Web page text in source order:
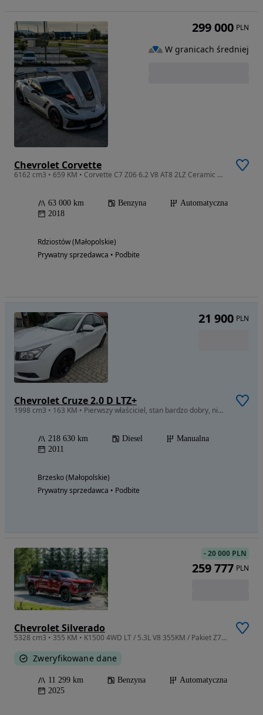
Chevrolet Corvette
6162 cm3 • 659 KM • Corvette C7 Z06 6.2 V8 AT8 2LZ Ceramic Matrix Gray
63 000 km Benzyna
Automatyczna
2018
Rdziostów (Małopolskie)
Prywatny sprzedawca • Podbite
299 000 PLN
W granicach średniej
Chevrolet Cruze 2.0 D LTZ+
1998 cm3 • 163 KM • Pierwszy właściciel, stan bardzo dobry, nie wymaga wkładu finansowego
218 630 km Diesel
Manualna
2011
Brzesko (Małopolskie)
Prywatny sprzedawca • Podbite
21 900 PLN
Chevrolet Silverado
5328 cm3 • 355 KM • K1500 4WD LT / 5.3L V8 355KM / Pakiet Z71 / Długa paka / PL MENU / FV
Zweryfikowane dane
11 299 km Benzyna
Automatyczna
2025
-20 000 PLN
259 777 PLN